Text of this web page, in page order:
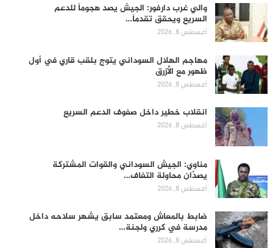
والي غرب دارفور: الجيش يصد هجوماً للدعم
السريع ويحقق تقدماً…
أغسطس 8, 2026
مهاجم الهلال السوداني يتوج بلقب قاري في أول
ظهور مع الأزرق
أغسطس 8, 2026
انقلاب خطير داخل صفوف الدعم السريع
أغسطس 8, 2026
مناوي: الجيش السوداني والقوات المشتركة
يصدّان محاولة التفاف…
أغسطس 8, 2026
ضابط بالمعاش ومعتمد سابق يشهر سلاحه داخل
مدرسة في كرري ولجنة…
أغسطس 8, 2026